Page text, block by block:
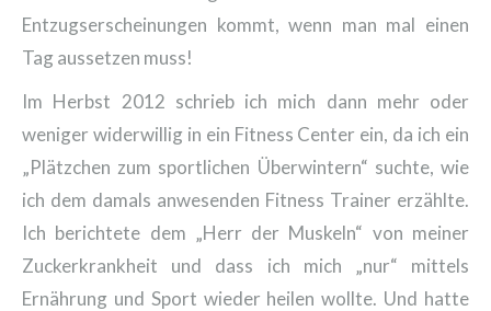
Entzugserscheinungen kommt, wenn man mal einen
Tag aussetzen muss!
Im Herbst 2012 schrieb ich mich dann mehr oder
weniger widerwillig in ein Fitness Center ein, da ich ein
„Plätzchen zum sportlichen Überwintern“ suchte, wie
ich dem damals anwesenden Fitness Trainer erzählte.
Ich berichtete dem „Herr der Muskeln“ von meiner
Zuckerkrankheit und dass ich mich „nur“ mittels
Ernährung und Sport wieder heilen wollte. Und hatte